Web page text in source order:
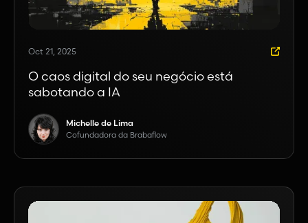
Oct 21, 2025
O caos digital do seu negócio está
sabotando a IA
Michelle de Lima
Cofundadora da Brabaflow